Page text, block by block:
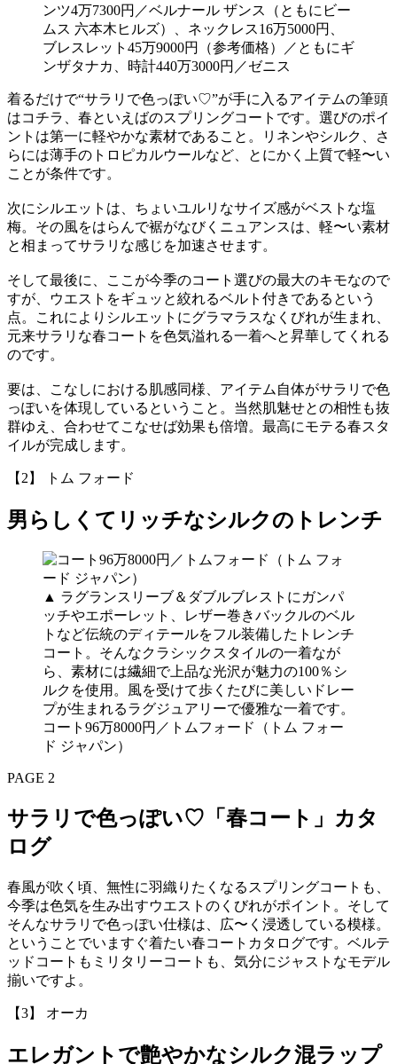
ンツ4万7300円／ベルナール ザンス（ともにビー
ムス 六本木ヒルズ）、ネックレス16万5000円、
ブレスレット45万9000円（参考価格）／ともにギ
ンザタナカ、時計440万3000円／ゼニス
着るだけで“サラリで色っぽい♡”が手に入るアイテムの筆頭
はコチラ、春といえばのスプリングコートです。選びのポイ
ントは第一に軽やかな素材であること。リネンやシルク、さ
らには薄手のトロピカルウールなど、とにかく上質で軽〜い
ことが条件です。
次にシルエットは、ちょいユルリなサイズ感がベストな塩
梅。その風をはらんで裾がなびくニュアンスは、軽〜い素材
と相まってサラリな感じを加速させます。
そして最後に、ここが今季のコート選びの最大のキモなので
すが、ウエストをギュッと絞れるベルト付きであるという
点。これによりシルエットにグラマラスなくびれが生まれ、
元来サラリな春コートを色気溢れる一着へと昇華してくれる
のです。
要は、こなしにおける肌感同様、アイテム自体がサラリで色
っぽいを体現しているということ。当然肌魅せとの相性も抜
群ゆえ、合わせてこなせば効果も倍増。最高にモテる春スタ
イルが完成します。
【2】 トム フォード
男らしくてリッチなシルクのトレンチ
▲ ラグランスリーブ＆ダブルブレストにガンパ
ッチやエポーレット、レザー巻きバックルのベル
トなど伝統のディテールをフル装備したトレンチ
コート。そんなクラシックスタイルの一着なが
ら、素材には繊細で上品な光沢が魅力の100％シ
ルクを使用。風を受けて歩くたびに美しいドレー
プが生まれるラグジュアリーで優雅な一着です。
コート96万8000円／トムフォード（トム フォー
ド ジャパン）
PAGE 2
サラリで色っぽい♡「春コート」カタ
ログ
春風が吹く頃、無性に羽織りたくなるスプリングコートも、
今季は色気を生み出すウエストのくびれがポイント。そして
そんなサラリで色っぽい仕様は、広〜く浸透している模様。
ということでいますぐ着たい春コートカタログです。ベルテ
ッドコートもミリタリーコートも、気分にジャストなモデル
揃いですよ。
【3】 オーカ
エレガントで艶やかなシルク混ラップ